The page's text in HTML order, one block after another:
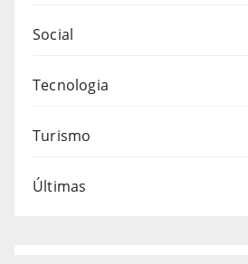
Social
Tecnologia
Turismo
Últimas